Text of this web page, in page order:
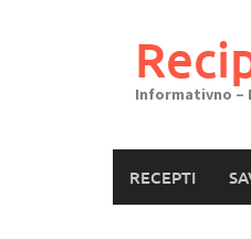
Informativno –
RECEPTI